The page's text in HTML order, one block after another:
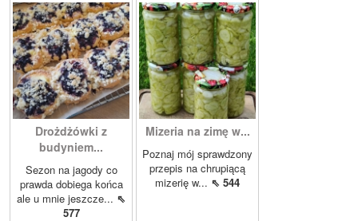
Drożdżówki z
budyniem...
Sezon na jagody co
prawda dobiega końca
ale u mnie jeszcze... ⇖
577
Mizeria na zimę w...
Poznaj mój sprawdzony
przepis na chrupiącą
mizerię w... ⇖ 544